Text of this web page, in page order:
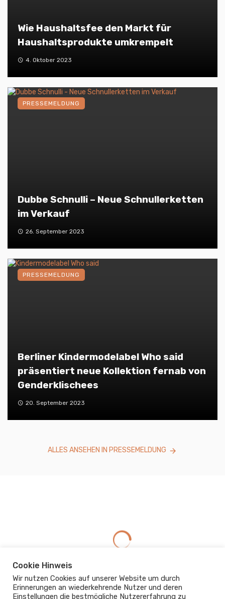
Wie Haushaltsfee den Markt für
Haushaltsprodukte umkrempelt
4. Oktober 2023
Dubbe Schnulli – Neue Schnullerketten
im Verkauf
26. September 2023
PRESSEMELDUNG
Berliner Kindermodelabel Who said
präsentiert neue Kollektion fernab von
Genderklischees
20. September 2023
PRESSEMELDUNG
ALLES ANSEHEN IN PRESSEMELDUNG
Cookie Hinweis
Wir nutzen Cookies auf unserer Website um durch
Erinnerungen an wiederkehrende Nutzer und deren
Einstellungen die bestmögliche Nutzererfahrung zu